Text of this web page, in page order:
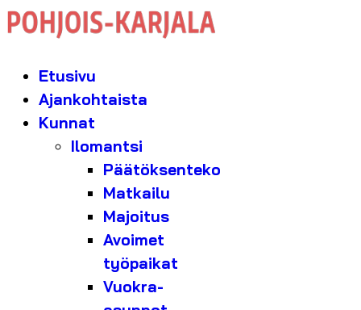
Etusivu
Ajankohtaista
Kunnat
Ilomantsi
Päätöksenteko
Matkailu
Majoitus
Avoimet
työpaikat
Vuokra-